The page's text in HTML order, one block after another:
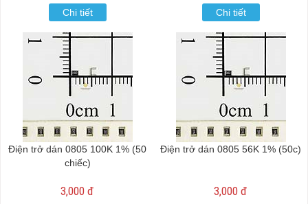
Chi tiết Chi tiết
Điện trở dán 0805 100K 1% (50
chiếc)
3,000 đ
Điện trở dán 0805 56K 1% (50c)
3,000 đ